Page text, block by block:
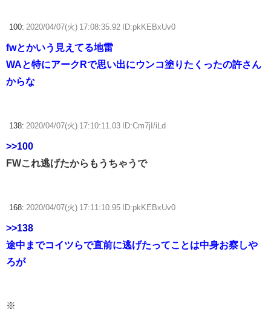
100: 2020/04/07(火) 17:08:35.92 ID:pkKEBxUv0
fwとかいう見えてる地雷
WAと特にアークRで思い出にウンコ塗りたくったの許さん
からな
138: 2020/04/07(火) 17:10:11.03 ID:Cm7jI/iLd
>>100
FWこれ逃げたからもうちゃうで
168: 2020/04/07(火) 17:11:10.95 ID:pkKEBxUv0
>>138
途中までコイツらで直前に逃げたってことは中身お察しや
ろが
※